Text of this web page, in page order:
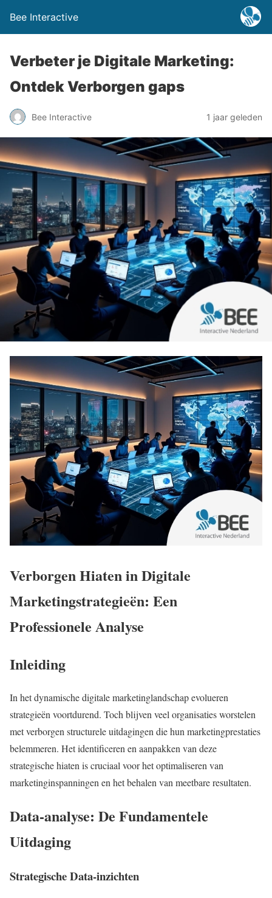
Bee Interactive
Verbeter je Digitale Marketing:
Ontdek Verborgen gaps
Bee Interactive 1 jaar geleden
Verborgen Hiaten in Digitale
Marketingstrategieën: Een
Professionele Analyse
Inleiding
In het dynamische digitale marketinglandschap evolueren
strategieën voortdurend. Toch blijven veel organisaties worstelen
met verborgen structurele uitdagingen die hun marketingprestaties
belemmeren. Het identificeren en aanpakken van deze
strategische hiaten is cruciaal voor het optimaliseren van
marketinginspanningen en het behalen van meetbare resultaten.
Data-analyse: De Fundamentele
Uitdaging
Strategische Data-inzichten